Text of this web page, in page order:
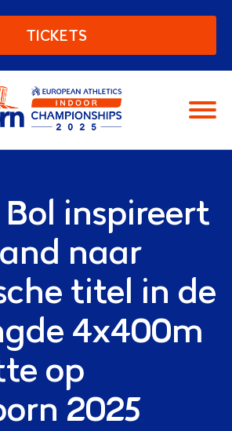
Indoor
TICKETS
Bol inspireert
naar
titel in de
4x400m
op
2025